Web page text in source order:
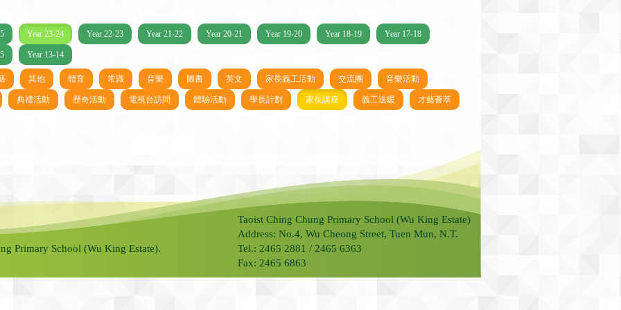
Year 23-24 Year 22-23 Year 21-22 Year 20-21 Year 19-20 Year 18-19 Year 17-18
Year 13-14
其他 體育 常識 音樂 圖書 英文 家長義工活動 交流團 音樂活動
典禮活動 歷奇活動 電視台訪問 體驗活動 學長計劃 家長講座 義工送暖 才藝薈萃
Taoist Ching Chung Primary School (Wu King Estate)
Address: No.4, Wu Cheong Street, Tuen Mun, N.T.
Tel.: 2465 2881 / 2465 6363
Fax: 2465 6863
Primary School (Wu King Estate).